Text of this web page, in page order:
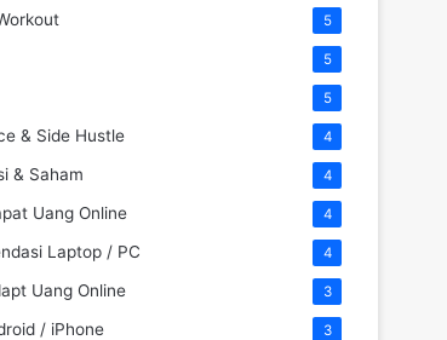
5
5
5
& Side Hustle 4
& Saham 4
Uang Online 4
Laptop / PC 4
Uang Online 3
/ iPhone 3